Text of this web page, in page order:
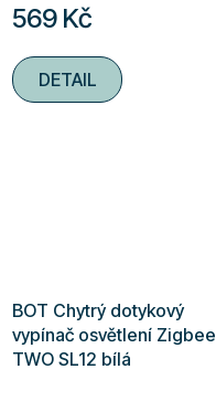
569 Kč
DETAIL
BOT Chytrý dotykový
vypínač osvětlení Zigbee
TWO SL12 bílá